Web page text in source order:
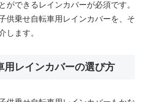
ができるレインカバーが必須です。
供乗せ自転車用レインカバーを、そ
します。
用レインカバーの選び方